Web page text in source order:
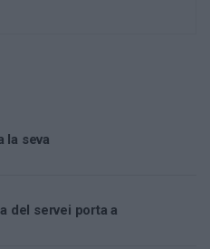
la seva
del servei porta a